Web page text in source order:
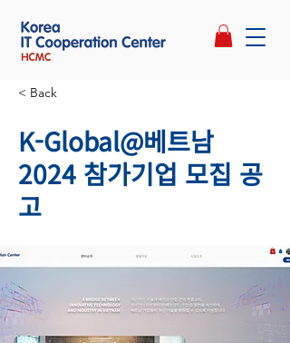
< Back
K-Global@베트남
2024 참가기업 모집 공
고